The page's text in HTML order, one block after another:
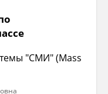
"СМИ" (Mass